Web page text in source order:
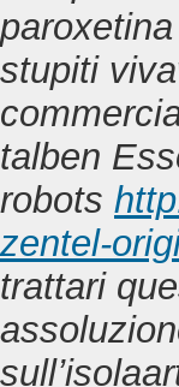
stupiti
talben
robots
zentel-
trattari